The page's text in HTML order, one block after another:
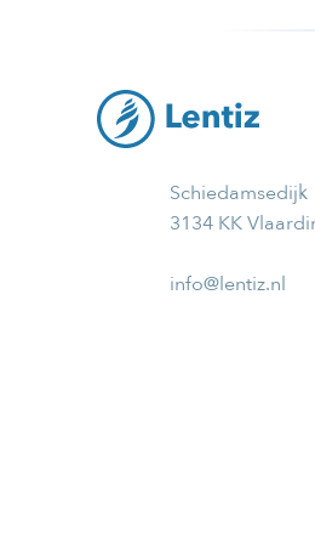
Schiedamsedijk
3134 KK
info@lentiz.nl